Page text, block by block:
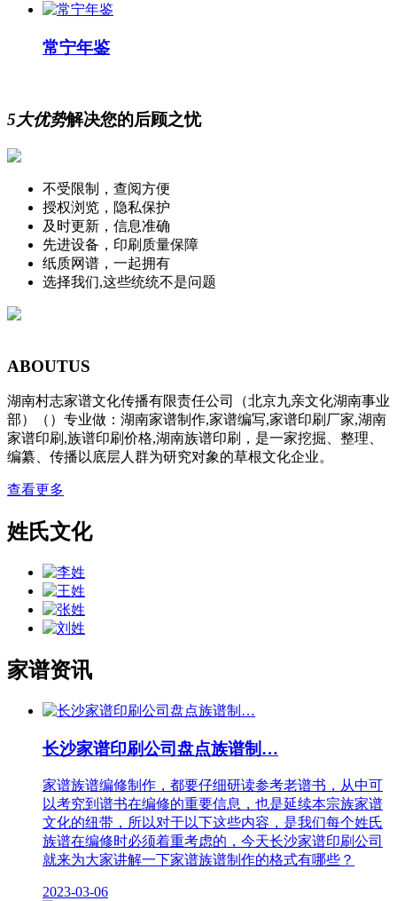
常宁年鉴
5大优势解决您的后顾之忧
不受限制，查阅方便
授权浏览，隐私保护
及时更新，信息准确
先进设备，印刷质量保障
纸质网谱，一起拥有
选择我们,这些统统不是问题
ABOUTUS
湖南村志家谱文化传播有限责任公司（北京九亲文化湖南事业
部）（）专业做：湖南家谱制作,家谱编写,家谱印刷厂家,湖南
家谱印刷,族谱印刷价格,湖南族谱印刷，是一家挖掘、整理、
编纂、传播以底层人群为研究对象的草根文化企业。
查看更多
姓氏文化
家谱资讯
长沙家​谱印刷公司盘点族谱制…
家谱族谱编修制作，都要仔细研读参考老谱书，从中可
以考究到谱书在编修的重要信息，也是延续本宗族家谱
文化的纽带，所以对于以下这些内容，是我们每个姓氏
族谱在编修时必须着重考虑的，今天长沙家​谱印刷公司
就来为大家讲解一下家谱族谱制作的格式有哪些？
2023-03-06